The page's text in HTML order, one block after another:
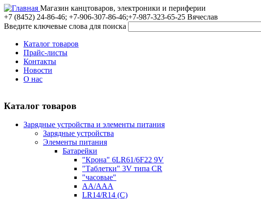
Магазин канцтоваров, электроники и периферии
+7 (8452) 24-86-46; +7-906-307-86-46;+7-987-323-65-25 Вячеслав
Введите ключевые слова для поиска
Каталог товаров
Прайс-листы
Контакты
Новости
О нас
Каталог товаров
Зарядные устройства и элементы питания
Зарядные устройства
Элементы питания
Батарейки
"Крона" 6LR61/6F22 9V
"Таблетки" 3V типа CR
"часовые"
AA/AAA
LR14/R14 (C)